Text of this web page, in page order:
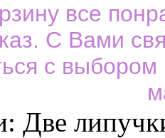
все
С Вами
с
Две